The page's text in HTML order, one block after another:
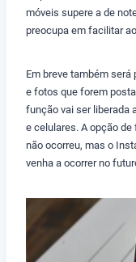
móveis supere a de
preocupa em facilitar
Em breve também
e fotos que forem
função vai ser liberada
e celulares. A opção
não ocorreu, mas o
venha a ocorrer no